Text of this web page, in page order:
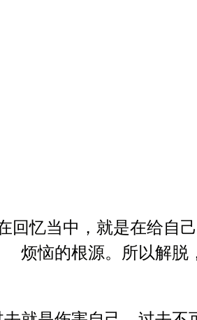
回忆当中，就是在给自
烦恼的根源。所以解脱